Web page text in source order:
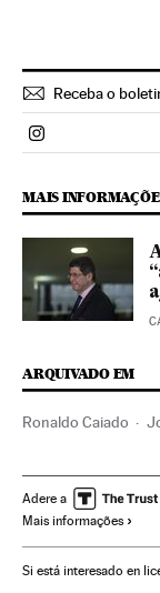
Receba o
Politica El País
MAIS
ARQUIVADO EM
Ronaldo Caiado
Políticas Governo
Presidente Brasil
Presidência Brasil
Adere a
Mais informações
Si está interesado en